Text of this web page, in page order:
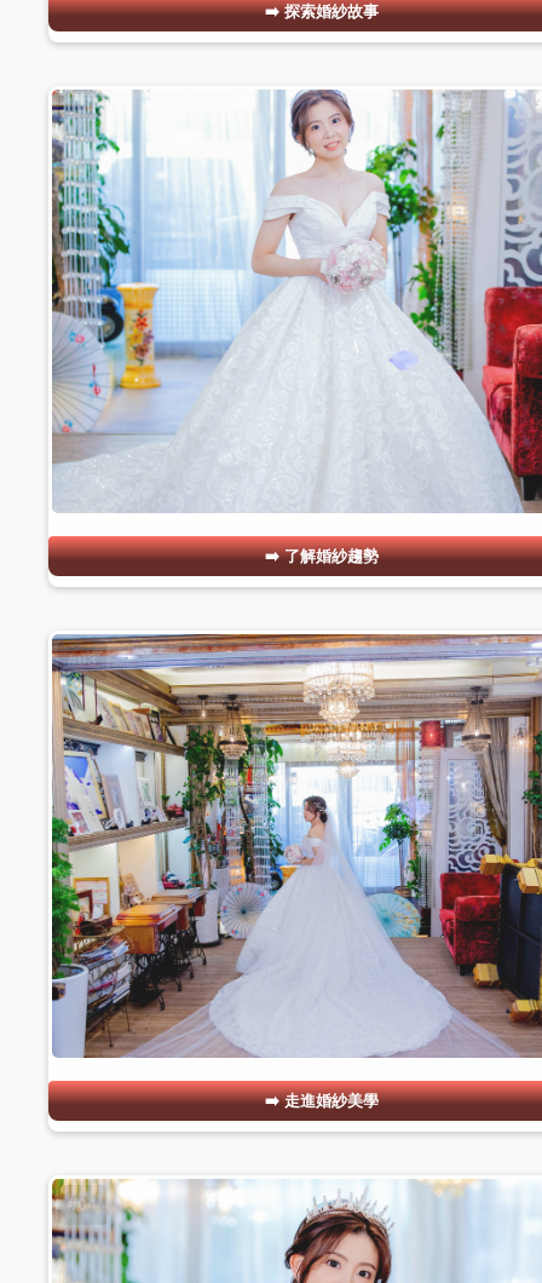
探索婚紗故事
#02
了解婚紗趨勢
#03
走進婚紗美學
#04